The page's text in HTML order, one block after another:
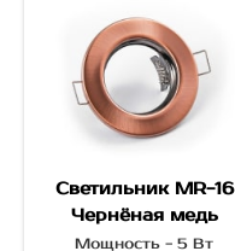
Светильник MR-16
Чернёная медь
Мощность - 5 Вт